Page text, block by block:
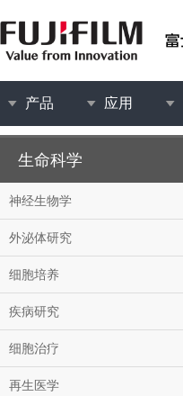
产品 应用
生命科学
神经生物学
外泌体研究
细胞培养
疾病研究
细胞治疗
再生医学